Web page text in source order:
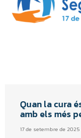
Quan la cura
amb els més
17 de setembre de 2025